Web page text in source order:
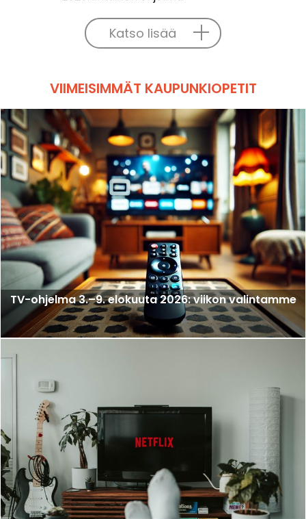
Katso lisää
VIIMEISIMMÄT KAUPUNKIOPETIT
TV-ohjelma 3.–9. elokuuta 2026: viikon valintamme